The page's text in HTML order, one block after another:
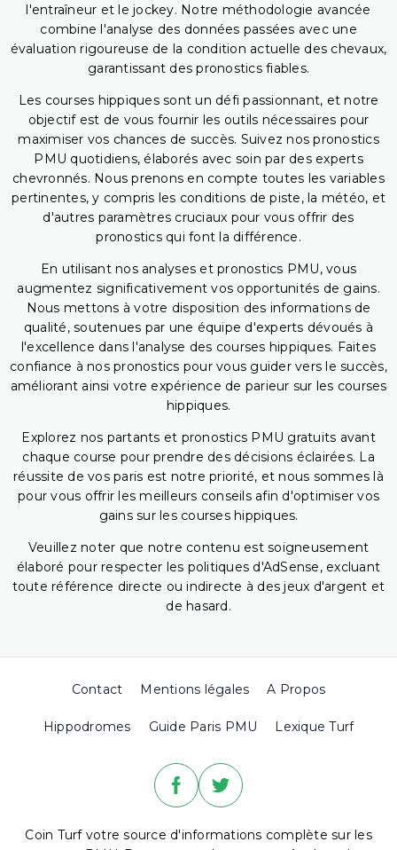
l'entraîneur et le jockey. Notre méthodologie avancée
combine l'analyse des données passées avec une
évaluation rigoureuse de la condition actuelle des chevaux,
garantissant des pronostics fiables.
Les courses hippiques sont un défi passionnant, et notre
objectif est de vous fournir les outils nécessaires pour
maximiser vos chances de succès. Suivez nos pronostics
PMU quotidiens, élaborés avec soin par des experts
chevronnés. Nous prenons en compte toutes les variables
pertinentes, y compris les conditions de piste, la météo, et
d'autres paramètres cruciaux pour vous offrir des
pronostics qui font la différence.
En utilisant nos analyses et pronostics PMU, vous
augmentez significativement vos opportunités de gains.
Nous mettons à votre disposition des informations de
qualité, soutenues par une équipe d'experts dévoués à
l'excellence dans l'analyse des courses hippiques. Faites
confiance à nos pronostics pour vous guider vers le succès,
améliorant ainsi votre expérience de parieur sur les courses
hippiques.
Explorez nos partants et pronostics PMU gratuits avant
chaque course pour prendre des décisions éclairées. La
réussite de vos paris est notre priorité, et nous sommes là
pour vous offrir les meilleurs conseils afin d'optimiser vos
gains sur les courses hippiques.
Veuillez noter que notre contenu est soigneusement
élaboré pour respecter les politiques d'AdSense, excluant
toute référence directe ou indirecte à des jeux d'argent et
de hasard.
Contact Mentions légales A Propos
Hippodromes Guide Paris PMU Lexique Turf
Coin Turf votre source d'informations complète sur les